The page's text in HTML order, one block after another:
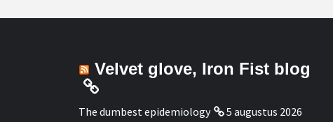
Velvet glove, Iron Fist blog
The dumbest epidemiology
5 augustus 2026